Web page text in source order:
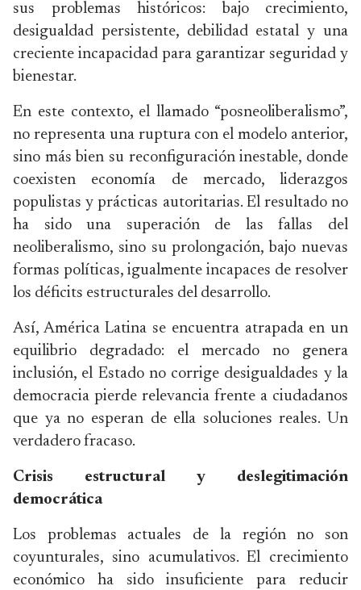
sus problemas históricos: bajo crecimiento,
desigualdad persistente, debilidad estatal y una
creciente incapacidad para garantizar seguridad y
bienestar.
En este contexto, el llamado “posneoliberalismo”,
no representa una ruptura con el modelo anterior,
sino más bien su reconfiguración inestable, donde
coexisten economía de mercado, liderazgos
populistas y prácticas autoritarias. El resultado no
ha sido una superación de las fallas del
neoliberalismo, sino su prolongación, bajo nuevas
formas políticas, igualmente incapaces de resolver
los déficits estructurales del desarrollo.
Así, América Latina se encuentra atrapada en un
equilibrio degradado: el mercado no genera
inclusión, el Estado no corrige desigualdades y la
democracia pierde relevancia frente a ciudadanos
que ya no esperan de ella soluciones reales. Un
verdadero fracaso.
Crisis estructural y deslegitimación
democrática
Los problemas actuales de la región no son
coyunturales, sino acumulativos. El crecimiento
económico ha sido insuficiente para reducir